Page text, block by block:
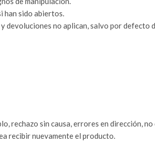
han sido abiertos.
devoluciones no aplican, salvo por defecto
rechazo sin causa, errores en dirección,
recibir nuevamente el producto.